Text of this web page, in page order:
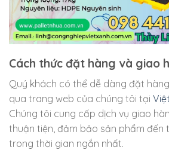
Cách thức đặt hàng và giao
Quý khách có thể dễ dàng đặt
qua trang web của chúng tôi tại
Chúng tôi cung cấp dịch vụ giao
thuận tiện, đảm bảo sản phẩm đến
trong thời gian ngắn nhất.